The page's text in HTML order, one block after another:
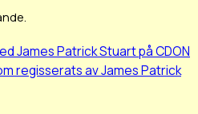
James Patrick Stuart på CDON
regisserats av James Patrick